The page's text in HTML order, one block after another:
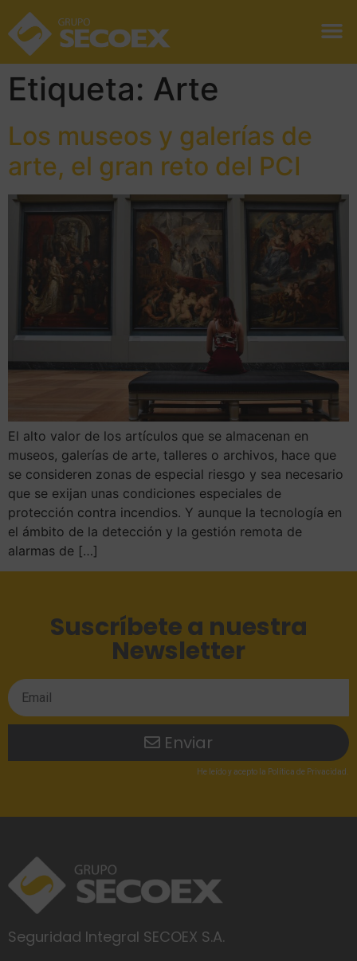
Etiqueta: Arte
Los museos y galerías de
arte, el gran reto del PCI
El alto valor de los artículos que se almacenan en
museos, galerías de arte, talleres o archivos, hace que
se consideren zonas de especial riesgo y sea necesario
que se exijan unas condiciones especiales de
protección contra incendios. Y aunque la tecnología en
el ámbito de la detección y la gestión remota de
alarmas de […]
Suscríbete a nuestra
Newsletter
Enviar
He leídoy acepto la Política de Privacidad .
Seguridad Integral SECOEX S.A.